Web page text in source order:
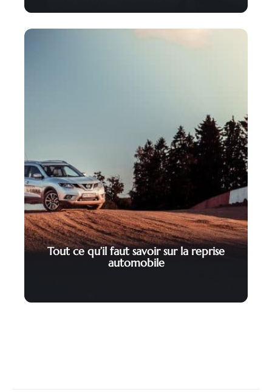
Tout ce qu’il faut savoir sur la reprise
automobile